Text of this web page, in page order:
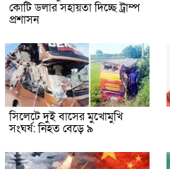
কোটি ডলার সহায়তা দিচ্ছে ট্রাম্প
প্রশাসন
সিলেটে দুই বাসের মুখোমুখি
সংঘর্ষ: নিহত বেড়ে ৯